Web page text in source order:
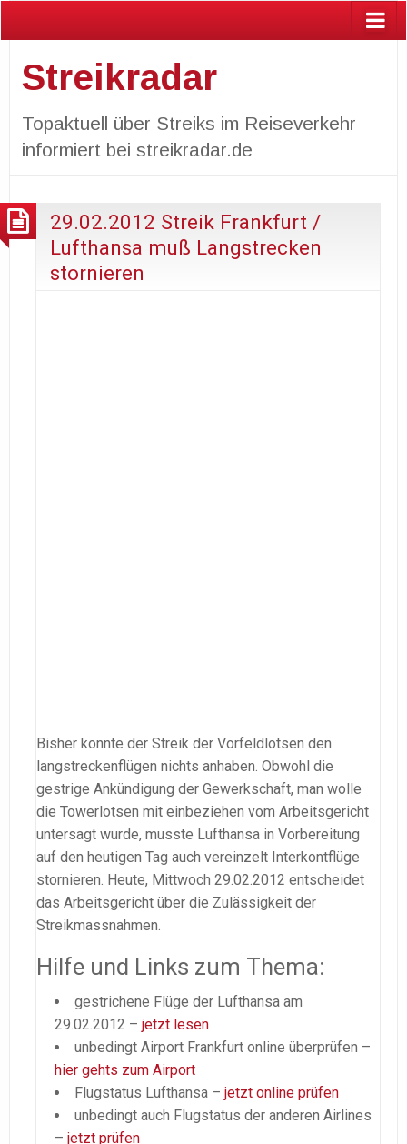
Streikradar
Topaktuell über Streiks im Reiseverkehr
informiert bei streikradar.de
29.02.2012 Streik Frankfurt /
Lufthansa muß Langstrecken
stornieren
Bisher konnte der Streik der Vorfeldlotsen den
langstreckenflügen nichts anhaben. Obwohl die
gestrige Ankündigung der Gewerkschaft, man wolle
die Towerlotsen mit einbeziehen vom Arbeitsgericht
untersagt wurde, musste Lufthansa in Vorbereitung
auf den heutigen Tag auch vereinzelt Interkontflüge
stornieren. Heute, Mittwoch 29.02.2012 entscheidet
das Arbeitsgericht über die Zulässigkeit der
Streikmassnahmen.
Hilfe und Links zum Thema:
gestrichene Flüge der Lufthansa am
29.02.2012 – jetzt lesen
unbedingt Airport Frankfurt online überprüfen –
hier gehts zum Airport
Flugstatus Lufthansa – jetzt online prüfen
unbedingt auch Flugstatus der anderen Airlines
– jetzt prüfen